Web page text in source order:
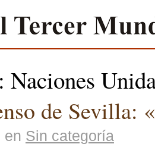
Naciones
de Sevilla:
en Sin categoría